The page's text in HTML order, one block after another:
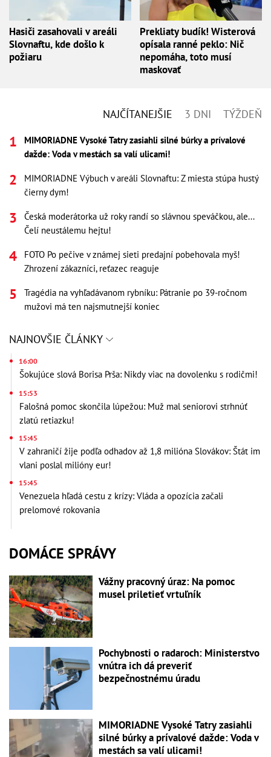
Hasiči zasahovali v areáli
Slovnaftu, kde došlo k
požiaru
Prekliaty budík! Wisterová
opísala ranné peklo: Nič
nepomáha, toto musí
maskovať
NAJČÍTANEJŠIE 3 DNI TÝŽDEŇ
MIMORIADNE Vysoké Tatry zasiahli silné búrky a prívalové
dažde: Voda v mestách sa valí ulicami!
MIMORIADNE Výbuch v areáli Slovnaftu: Z miesta stúpa hustý
čierny dym!
Česká moderátorka už roky randí so slávnou speváčkou, ale...
Čelí neustálemu hejtu!
FOTO Po pečive v známej sieti predajní pobehovala myš!
Zhrození zákazníci, reťazec reaguje
Tragédia na vyhľadávanom rybníku: Pátranie po 39-ročnom
mužovi má ten najsmutnejší koniec
NAJNOVŠIE ČLÁNKY
16:00
Šokujúce slová Borisa Prša: Nikdy viac na dovolenku s rodičmi!
15:53
Falošná pomoc skončila lúpežou: Muž mal seniorovi strhnúť
zlatú retiazku!
15:45
V zahraničí žije podľa odhadov až 1,8 milióna Slovákov: Štát im
vlani poslal milióny eur!
15:45
Venezuela hľadá cestu z krízy: Vláda a opozícia začali
prelomové rokovania
DOMÁCE SPRÁVY
Vážny pracovný úraz: Na pomoc
musel priletieť vrtuľník
Pochybnosti o radaroch: Ministerstvo
vnútra ich dá preveriť
bezpečnostnému úradu
MIMORIADNE Vysoké Tatry zasiahli
silné búrky a prívalové dažde: Voda v
mestách sa valí ulicami!